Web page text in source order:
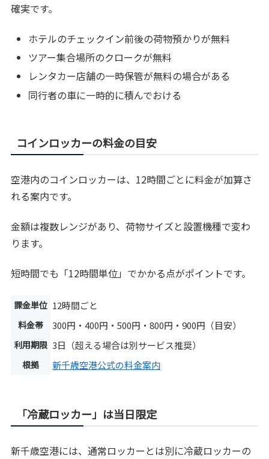
確実です。
ホテルのチェックイン前後の荷物預かりが無料
ツアー集合場所のクロークが無料
レンタカー店舗の一時保管が無料の場合がある
同行者の車に一時的に積んでおける
コインロッカーの料金の目安
空港内のコインロッカーは、12時間ごとに料金が加算さ
れる案内です。
金額は複数レンジがあり、荷物サイズと設置機種で変わ
ります。
短時間でも「12時間単位」でかかる点がポイントです。
課金単位 12時間ごと
料金帯 300円・400円・500円・800円・900円（目安）
利用期限 3日（超える場合は別サービス推奨）
根拠 新千歳空港公式の料金案内
「冷蔵ロッカー」は当日限定
新千歳空港には、通常ロッカーとは別に冷蔵ロッカーの